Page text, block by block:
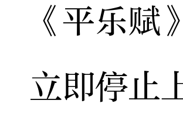
《平乐赋
立即停止